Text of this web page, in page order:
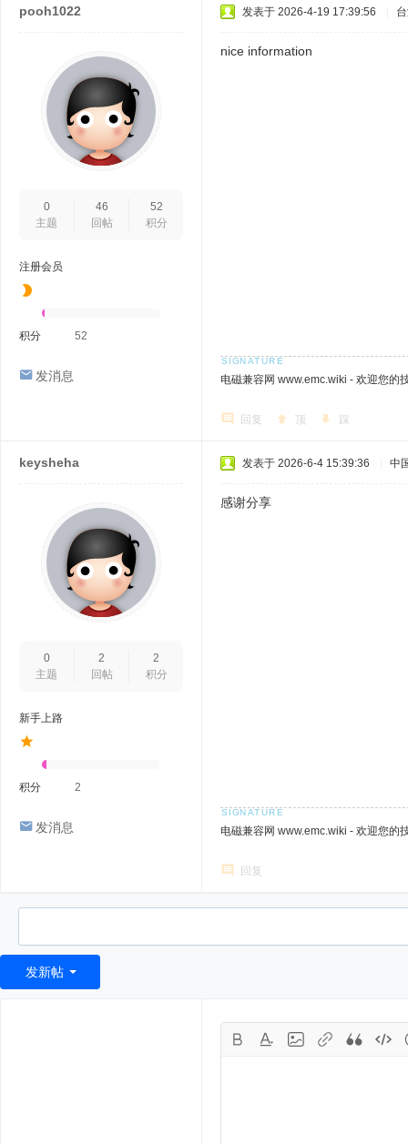
pooh1022
0
主题
46
回帖
52
积分
注册会员
积分 52
发消息
发表于 2026-4-19 17:39:56
nice information
电磁兼容网 www.emc.wiki - 欢迎您的
回复 顶 踩
keysheha
0
主题
2
回帖
2
积分
新手上路
积分 2
发消息
发表于 2026-6-4 15:39:36 中
感谢分享
电磁兼容网 www.emc.wiki - 欢迎您的
回复
发新帖